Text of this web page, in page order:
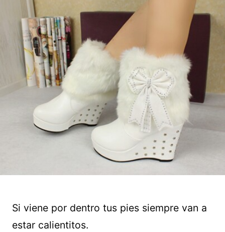
Si viene por dentro tus pies siempre van a
estar calientitos.